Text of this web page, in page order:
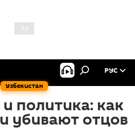
Узбекистан
РУС
политика: как
убивают отцов